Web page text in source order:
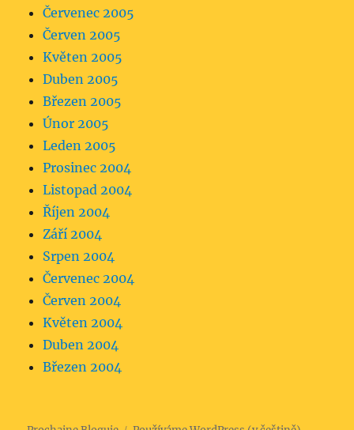
Červenec 2005
Červen 2005
Květen 2005
Duben 2005
Březen 2005
Únor 2005
Leden 2005
Prosinec 2004
Listopad 2004
Říjen 2004
Září 2004
Srpen 2004
Červenec 2004
Červen 2004
Květen 2004
Duben 2004
Březen 2004